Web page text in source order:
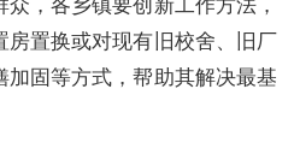
，各乡镇要创新工作方法，
房置换或对现有旧校舍、旧厂
加固等方式，帮助其解决最基